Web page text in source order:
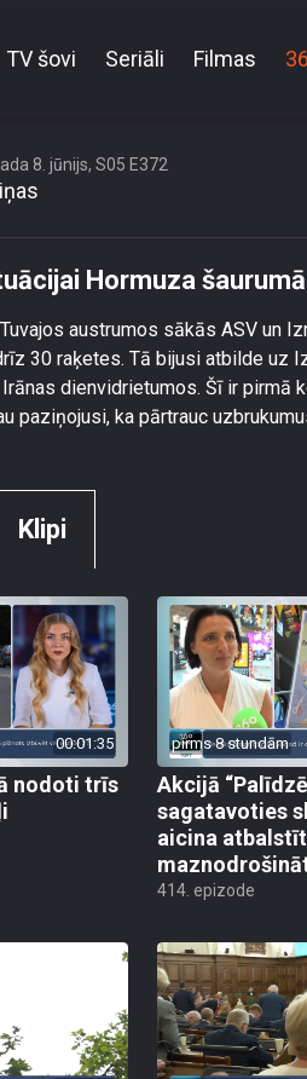
šovi Seriāli Filmas
8. jūnijs, S05 E372
Hormuza
austrumos sākās ASV un
30 raķetes. Tā bijusi atbilde uz
dienvidrietumos. Šī ir pirmā
paziņojusi, ka pārtrauc
Klipi
00:01:35
nodoti trīs
pirms 8 stundām
Akcijā
sagatavoties
aicina
414. epizode